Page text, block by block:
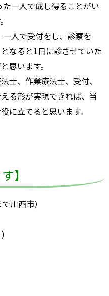
一人で成し得ることがい
人で受付をし、診察を
なると1日に診させていた
思います。
士、作業療法士、受付、
る形が実現できれば、当
に立てると思います。
】
川西市）